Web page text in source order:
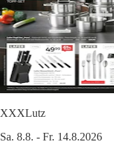
XXXLutz
Sa. 8.8. - Fr. 14.8.2026